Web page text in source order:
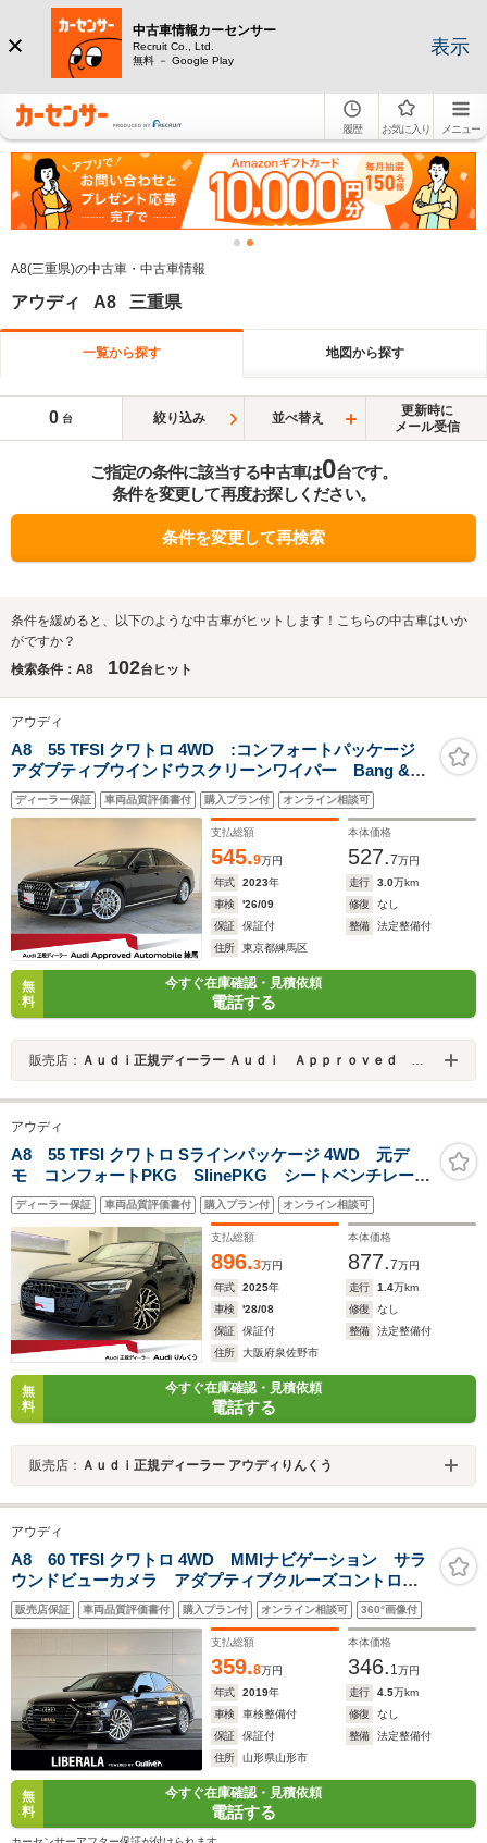
中古車情報カーセンサー
Recruit Co., Ltd.
無料 － Google Play
表示
履歴 お気に入り メニュー
A8(三重県)の中古車・中古車情報
アウディ A8 三重県
一覧から探す 地図から探す
0 台 絞り込み 並べ替え
更新時に
メール受信
ご指定の条件に該当する中古車は0台です。
条件を変更して再度お探しください。
条件を変更して再検索
条件を緩めると、以下のような中古車がヒットします！こちらの中古車はいか
がですか？
検索条件：A8
102台ヒット
アウディ
A8 55 TFSI クワトロ 4WD :コンフォートパッケージ
アダプティブウインドウスクリーンワイパー Bang &
Olufsen 3Dサウンドシステム コンフォートパッケー
ジ デジタルマトリクスLEDヘッドライト 認定中古車
ディーラー保証 車両品質評価書付 購入プラン付 オンライン相談可
支払総額
545.9万円
本体価格
527.7万円
年式
2023年 走行 3.0万km
車検
'26/09 修復
なし
保証
保証付 整備
法定整備付
住所
東京都練馬区
無
料
今すぐ在庫確認・見積依頼
電話する
販売店： Ａｕｄｉ正規ディーラー Ａｕｄｉ Ａｐｐｒｏｖｅｄ Ａｕｔｏｍｏｂｉｌｅ練馬
アウディ
A8 55 TFSI クワトロ Sラインパッケージ 4WD 元デ
モ コンフォートPKG SlinePKG シートベンチレーシ
ョン パノラマサンルーフ ヘッドライニングブラック
ダイナミカ ブラックスタイリングPKG OP21AW ア
シスタンスPKG エアクオリティPKG 100V電源 ACC
ディーラー保証 車両品質評価書付 購入プラン付 オンライン相談可
支払総額
896.3万円
本体価格
877.7万円
年式
2025年 走行 1.4万km
車検
'28/08 修復
なし
保証
保証付 整備
法定整備付
住所
大阪府泉佐野市
無
料
今すぐ在庫確認・見積依頼
電話する
販売店： Ａｕｄｉ正規ディーラー アウディりんくう
アウディ
A8 60 TFSI クワトロ 4WD MMIナビゲーション サラ
ウンドビューカメラ アダプティブクルーズコントロー
ル アウディアクティブレーンアシスト アウディプレ
センスシティ アウディサイドアシスト ベンチレーシ
販売店保証 車両品質評価書付 購入プラン付 オンライン相談可 360°画像付
支払総額
359.8万円
本体価格
346. 1万円
年式
2019年 走行 4.5万km
車検
車検整備付 修復
なし
保証
保証付 整備
法定整備付
住所
山形県山形市
無
料
今すぐ在庫確認・見積依頼
電話する